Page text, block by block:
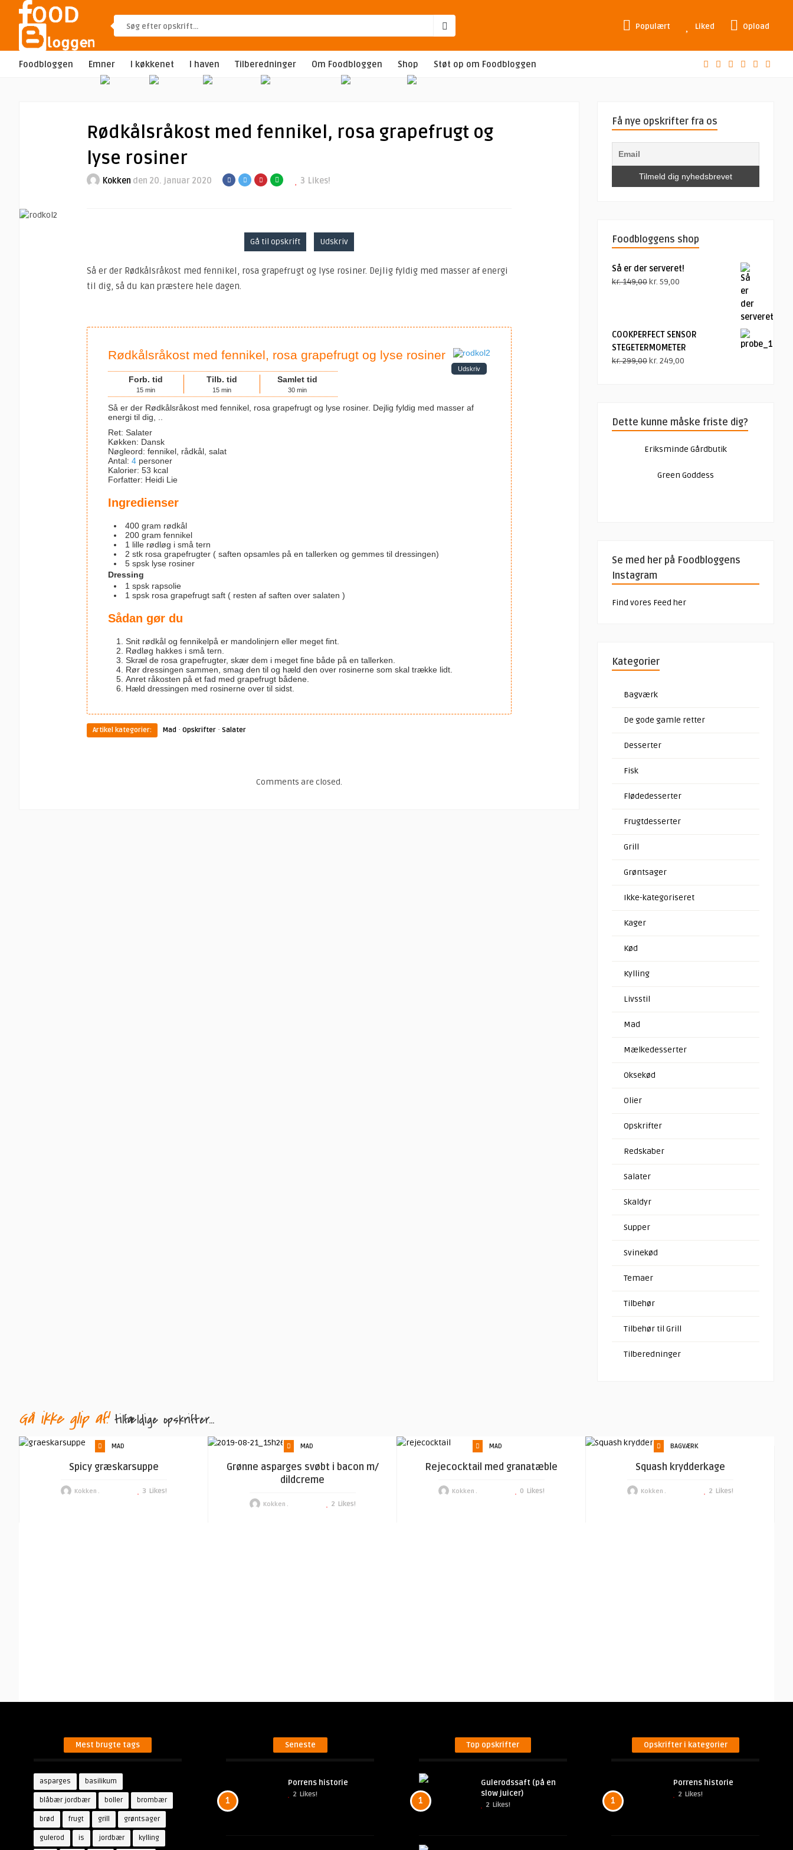
Populært Liked Opload
Foodbloggen Emner I køkkenet I haven Tilberedninger Om Foodbloggen Shop Støt op om Foodbloggen
Rødkålsråkost med fennikel, rosa grapefrugt og
lyse rosiner
Kokken den 20. januar 2020 3 Likes!
Gå til opskrift Udskriv
Så er der Rødkålsråkost med fennikel, rosa grapefrugt og lyse rosiner. Dejlig fyldig med masser af energi
til dig, så du kan præstere hele dagen.
Udskriv
Rødkålsråkost med fennikel, rosa grapefrugt og lyse rosiner
Forb. tid
15 min
Tilb. tid
15 min
Samlet tid
30 min
Så er der Rødkålsråkost med fennikel, rosa grapefrugt og lyse rosiner. Dejlig fyldig med masser af
energi til dig, ..
Ret: Salater
Køkken: Dansk
Nøgleord: fennikel, rådkål, salat
Antal: 4 personer
Kalorier: 53 kcal
Forfatter: Heidi Lie
Ingredienser
400 gram rødkål
200 gram fennikel
1 lille rødløg i små tern
2 stk rosa grapefrugter ( saften opsamles på en tallerken og gemmes til dressingen)
5 spsk lyse rosiner
Dressing
1 spsk rapsolie
1 spsk rosa grapefrugt saft ( resten af saften over salaten )
Sådan gør du
Snit rødkål og fennikelpå er mandolinjern eller meget fint.
Rødløg hakkes i små tern.
Skræl de rosa grapefrugter, skær dem i meget fine både på en tallerken.
Rør dressingen sammen, smag den til og hæld den over rosinerne som skal trække lidt.
Anret råkosten på et fad med grapefrugt bådene.
Hæld dressingen med rosinerne over til sidst.
Artikel kategorier: Mad · Opskrifter · Salater
Comments are closed.
Få nye opskrifter fra os
Foodbloggens shop
Så er der serveret!
kr.149,00Den
kr. 149,00.
kr. 59,00
kr. 59,00.
COOKPERFECT SENSOR
STEGETERMOMETER
kr.299,00Den
kr. 249,00
Dette kunne måske friste dig?
Eriksminde Gårdbutik
Green Goddess
Se med her på Foodbloggens
Instagram
Find vores Feed her
Kategorier
Bagværk
De gode gamle retter
Desserter
Fisk
Flødedesserter
Frugtdesserter
Grill
Grøntsager
Ikke-kategoriseret
Kager
Kød
Kylling
Livsstil
Mad
Mælkedesserter
Oksekød
Olier
Opskrifter
Redskaber
Salater
Skaldyr
Supper
Svinekød
Temaer
Tilbehør
Tilbehør til Grill
Tilberedninger
Gå ikke glip af! tilfældige opskrifter...
MAD
Spicy græskarsuppe
Kokken . Likes!
3
MAD
Grønne asparges svøbt i bacon m/
dildcreme
Kokken . Likes!
2
MAD
Rejecocktail med granatæble
Kokken . Likes!
0
BAGVÆRK
Squash krydderkage
Kokken . Likes!
2
Mest brugte tags
asparges basilikum
blåbær jordbær boller brombær
brød frugt grill grøntsager
gulerod is jordbær kylling
Seneste
1
Porrens historie
2 Likes!
Top opskrifter
1
Gulerodssaft (på en
slow juicer)
2 Likes!
Opskrifter i kategorier
1
Porrens historie
2 Likes!